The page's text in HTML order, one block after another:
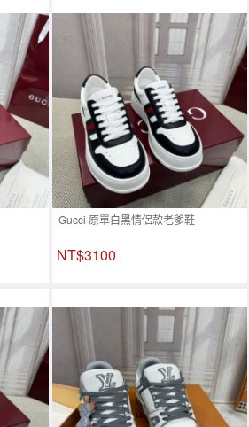
Gucci 原單白黑情侶款老爹鞋
NT$3100